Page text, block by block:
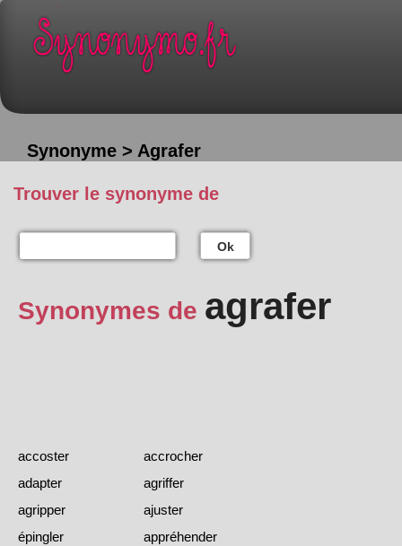
Synonyme > Agrafer
Trouver le synonyme de
Ok
Synonymes de agrafer
accoster
accrocher
adapter
agriffer
agripper
ajuster
épingler
appréhender